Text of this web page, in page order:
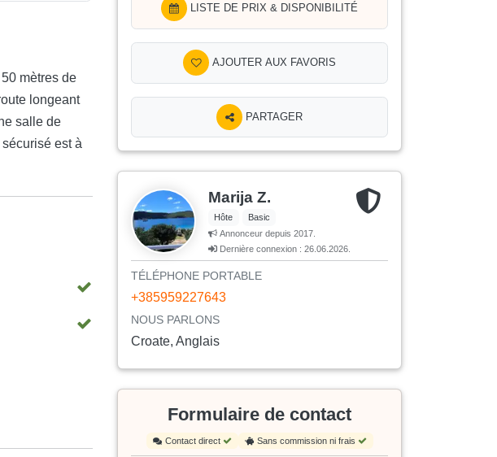
mètres de
longeant
salle de
est à
LISTE DE PRIX & DISPONIBILITÉ
AJOUTER AUX FAVORIS
PARTAGER
Marija Z.
Hôte
Basic
Annonceur depuis 2017.
Dernière connexion : 26.06.2026.
TÉLÉPHONE PORTABLE
+385959227643
NOUS PARLONS
Croate, Anglais
Formulaire de contact
Contact direct Sans commission ni frais